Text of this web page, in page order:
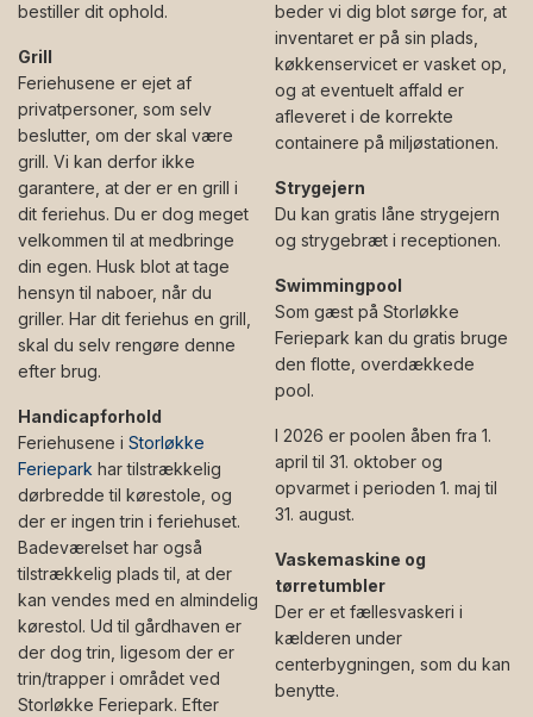
bestiller dit ophold.
Grill
Feriehusene er ejet af
privatpersoner, som selv
beslutter, om der skal være
grill. Vi kan derfor ikke
garantere, at der er en grill i
dit feriehus. Du er dog meget
velkommen til at medbringe
din egen. Husk blot at tage
hensyn til naboer, når du
griller. Har dit feriehus en grill,
skal du selv rengøre denne
efter brug.
Handicapforhold
Feriehusene i Storløkke
Feriepark har tilstrækkelig
dørbredde til kørestole, og
der er ingen trin i feriehuset.
Badeværelset har også
tilstrækkelig plads til, at der
kan vendes med en almindelig
kørestol. Ud til gårdhaven er
der dog trin, ligesom der er
trin/trapper i området ved
Storløkke Feriepark. Efter
beder vi dig blot sørge for, at
inventaret er på sin plads,
køkkenservicet er vasket op,
og at eventuelt affald er
afleveret i de korrekte
containere på miljøstationen.
Strygejern
Du kan gratis låne strygejern
og strygebræt i receptionen.
Swimmingpool
Som gæst på Storløkke
Feriepark kan du gratis bruge
den flotte, overdækkede
pool.
I 2026 er poolen åben fra 1.
april til 31. oktober og
opvarmet i perioden 1. maj til
31. august.
Vaskemaskine og
tørretumbler
Der er et fællesvaskeri i
kælderen under
centerbygningen, som du kan
benytte.